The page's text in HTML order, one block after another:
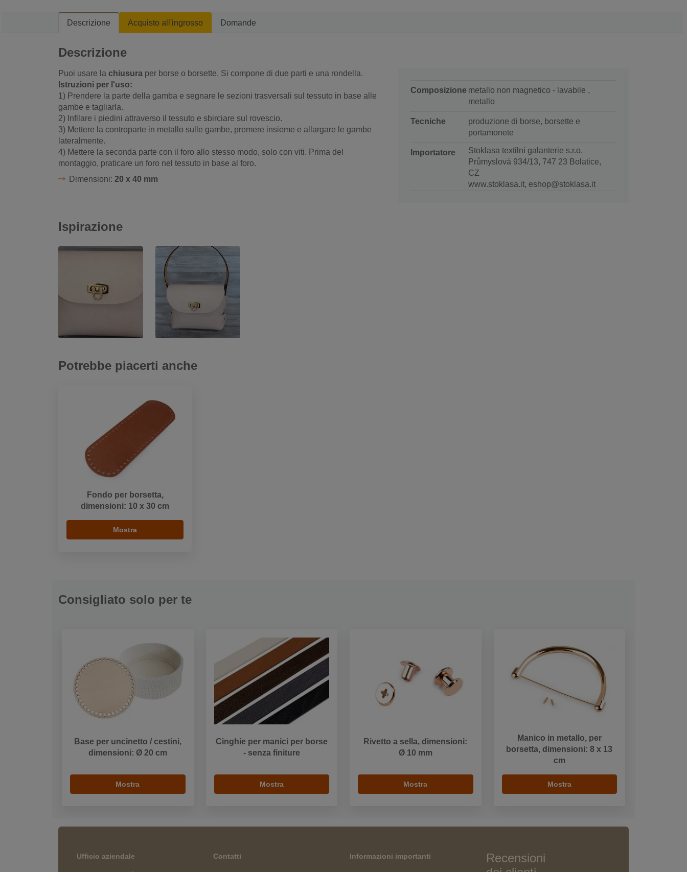
Descrizione Acquisto all'ingrosso Domande
Descrizione
Puoi usare la chiusura per borse o borsette. Si compone di due parti e una rondella.
Istruzioni per l'uso:
1) Prendere la parte della gamba e segnare le sezioni trasversali sul tessuto in base alle
gambe e tagliarla.
2) Infilare i piedini attraverso il tessuto e sbirciare sul rovescio.
3) Mettere la controparte in metallo sulle gambe, premere insieme e allargare le gambe
lateralmente.
4) Mettere la seconda parte con il foro allo stesso modo, solo con viti. Prima del
montaggio, praticare un foro nel tessuto in base al foro.
Dimensioni: 20 x 40 mm
Composizione metallo non magnetico - lavabile ,
metallo
Tecniche
produzione di borse, borsette e
portamonete
Importatore
Stoklasa textilní galanterie s.r.o.
Průmyslová 934/13, 747 23 Bolatice,
CZ
www.stoklasa.it, eshop@stoklasa.it
Ispirazione
Potrebbe piacerti anche
Fondo per borsetta,
dimensioni: 10 x 30 cm
Mostra
Consigliato solo per te
Base per uncinetto / cestini,
dimensioni: Ø 20 cm
Mostra
Cinghie per manici per borse
- senza finiture
Mostra
Rivetto a sella, dimensioni:
Ø 10 mm
Mostra
Manico in metallo, per
borsetta, dimensioni: 8 x 13
cm
Mostra
Ufficio aziendale Contatti Informazioni importanti
Recensioni